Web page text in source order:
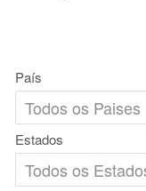
País
Estados